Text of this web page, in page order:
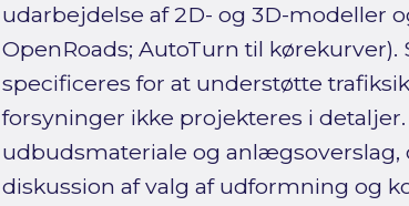
udarbejdelse af 2D- og 3D-modeller
OpenRoads; AutoTurn til
specificeres for at understøtte
forsyninger ikke projekteres i
udbudsmateriale og
diskussion af valg af udformning og